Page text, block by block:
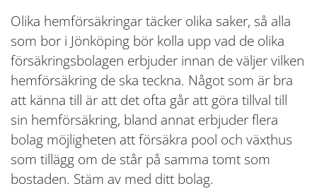
Olika hemförsäkringar täcker olika saker, så alla
som bor i Jönköping bör kolla upp vad de olika
försäkringsbolagen erbjuder innan de väljer vilken
hemförsäkring de ska teckna. Något som är bra
att känna till är att det ofta går att göra tillval till
sin hemförsäkring, bland annat erbjuder flera
bolag möjligheten att försäkra pool och växthus
som tillägg om de står på samma tomt som
bostaden. Stäm av med ditt bolag.